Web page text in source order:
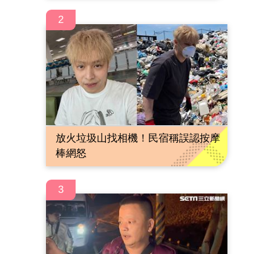
2
放火垃圾山找相機！民宿稱誤認按摩
棒網怒
3